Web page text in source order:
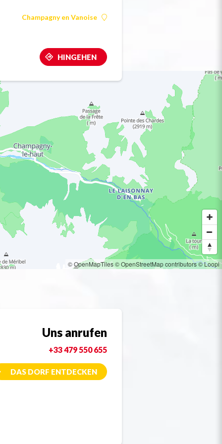
Champagny en Vanoise
HINGEHEN
© OpenMapTiles© OpenStreetMap contributors© Loopi
Uns anrufen
+33 479 550 655
DAS DORF ENTDECKEN